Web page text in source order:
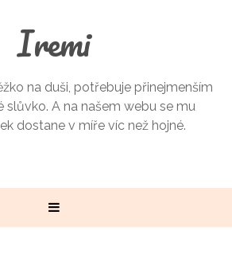
Iremi
na duši, potřebuje přinejmenším
slůvko. A na našem webu se mu
dostane v míře víc než hojné.